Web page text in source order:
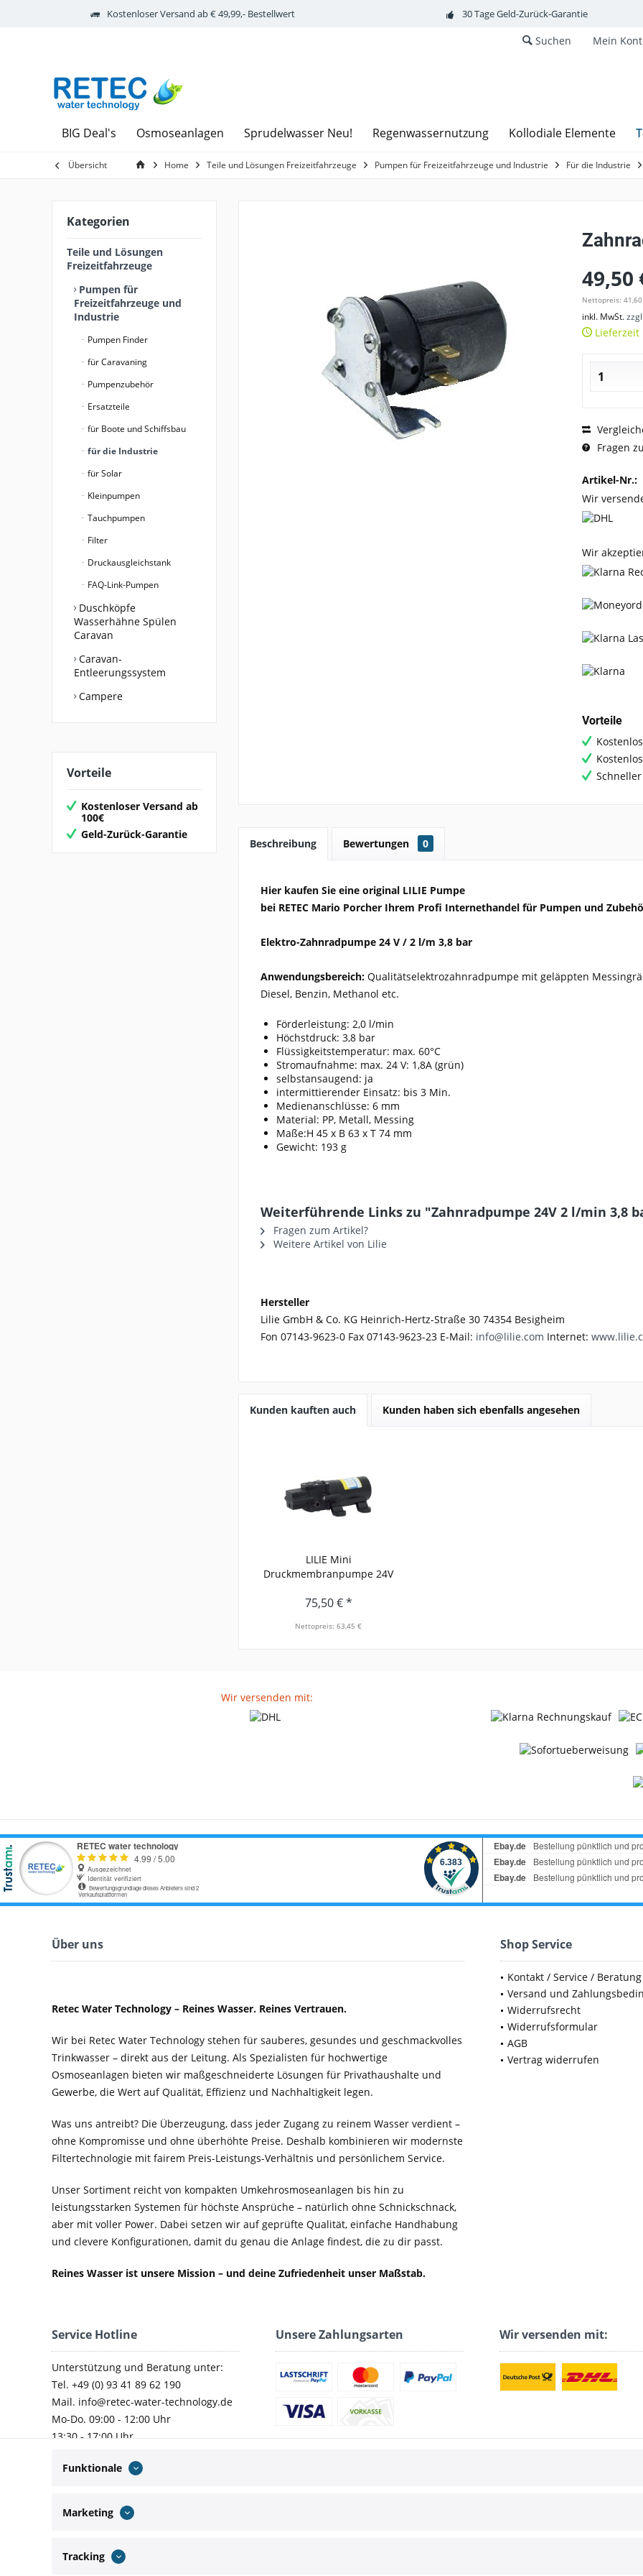
Kostenloser Versand ab € 49,99,- Bestellwert 30 Tage Geld-Zurück-Garantie
Mein
Suchen
BIG Deal's Osmoseanlagen Sprudelwasser Neu! Regenwassernutzung Kollodiale Elemente
Übersicht Home Teile und Lösungen Freizeitfahrzeuge Pumpen für Freizeitfahrzeuge und Industrie Für die Industrie
Kategorien
Teile und Lösungen
Freizeitfahrzeuge
Pumpen für
Freizeitfahrzeuge und
Industrie
Pumpen Finder
für Caravaning
Pumpenzubehör
Ersatzteile
für Boote und Schiffsbau
für die Industrie
für Solar
Kleinpumpen
Tauchpumpen
Filter
Druckausgleichstank
FAQ-Link-Pumpen
Duschköpfe
Wasserhähne Spülen
Caravan
Caravan-
Entleerungssystem
Campere
Vorteile
Kostenloser Versand ab
100€
Geld-Zurück-Garantie
49,50
Nettopreis:
inkl. MwSt.
Lieferzeit
Fragen
Artikel-Nr.:
Wir
Wir
Vorteile
Beschreibung Bewertungen 0
Hier kaufen Sie eine original LILIE Pumpe
bei RETEC Mario Porcher Ihrem Profi Internethandel für Pumpen und
Elektro-Zahnradpumpe 24 V / 2 l/m 3,8 bar
Anwendungsbereich: Qualitätselektrozahnradpumpe mit geläppten
Diesel, Benzin, Methanol etc.
Förderleistung: 2,0 l/min
Höchstdruck: 3,8 bar
Flüssigkeitstemperatur: max. 60°C
Stromaufnahme: max. 24 V: 1,8A (grün)
selbstansaugend: ja
intermittierender Einsatz: bis 3 Min.
Medienanschlüsse: 6 mm
Material: PP, Metall, Messing
Maße:H 45 x B 63 x T 74 mm
Gewicht: 193 g
Weiterführende Links zu "Zahnradpumpe 24V 2 l/min 3,8
Fragen zum Artikel?
Weitere Artikel von Lilie
Hersteller
Lilie GmbH & Co. KG Heinrich-Hertz-Straße 30 74354 Besigheim
Fon 07143-9623-0 Fax 07143-9623-23 E-Mail: info@lilie.com Internet:
Kunden kauften auch Kunden haben sich ebenfalls angesehen
LILIE Mini
Druckmembranpumpe 24V
75,50 € *
Nettopreis: 63,45 €
Wir versenden mit:
Über uns
Retec Water Technology – Reines Wasser. Reines Vertrauen.
Wir bei Retec Water Technology stehen für sauberes, gesundes und geschmackvolles
Trinkwasser – direkt aus der Leitung. Als Spezialisten für hochwertige
Osmoseanlagen bieten wir maßgeschneiderte Lösungen für Privathaushalte und
Gewerbe, die Wert auf Qualität, Effizienz und Nachhaltigkeit legen.
Was uns antreibt? Die Überzeugung, dass jeder Zugang zu reinem Wasser verdient –
ohne Kompromisse und ohne überhöhte Preise. Deshalb kombinieren wir modernste
Filtertechnologie mit fairem Preis-Leistungs-Verhältnis und persönlichem Service.
Unser Sortiment reicht von kompakten Umkehrosmoseanlagen bis hin zu
leistungsstarken Systemen für höchste Ansprüche – natürlich ohne Schnickschnack,
aber mit voller Power. Dabei setzen wir auf geprüfte Qualität, einfache Handhabung
und clevere Konfigurationen, damit du genau die Anlage findest, die zu dir passt.
Reines Wasser ist unsere Mission – und deine Zufriedenheit unser Maßstab.
Shop Service
Kontakt / Service / Beratung
Versand und
Widerrufsrecht
Widerrufsformular
AGB
Vertrag widerrufen
Service Hotline
Unterstützung und Beratung unter:
Tel. +49 (0) 93 41 89 62 190
Mail. info@retec-water-technology.de
Mo-Do. 09:00 - 12:00 Uhr
13:30 - 17:00 Uhr
Unsere Zahlungsarten Wir versenden mit:
Funktionale
Marketing
Tracking